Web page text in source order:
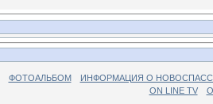
ФОТОАЛЬБОМ
ИНФОРМАЦИЯ О
ON LINE TV